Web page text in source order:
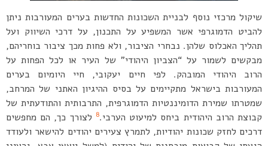
שיקול מרכזי נוסף לבניית השכונות החדשות בערים המעורבות ניתן
להביט הדמוגרפי אשר המשפיע על התכנון, על דרכי השיווק ועל
תהליך האכלוס שלהן. נבחרי הציבור, ולא פחות מכך ציבור בוחריהם,
מבקשים לשמור על “הצביון היהודי” של העיר או לכל הפחות על
הרוב היהודי המובהק. לפי חיים יעקובי, חיי היומיום בערים
המעורבות בישראל מתקיימים על בסיס ההיגיון האתני של המרחב,
שמטרתו שמירת הדומיננטיות הדמוגרפית, התרבותית והתודעתית של
קבוצת הרוב היהודית ביחס למיעוט הערבי.8 לצורך כך, הם מחפשים
דרכים לחזק שכונות יהודיות, לתמרץ צעירים יהודים להישאר ולעודד